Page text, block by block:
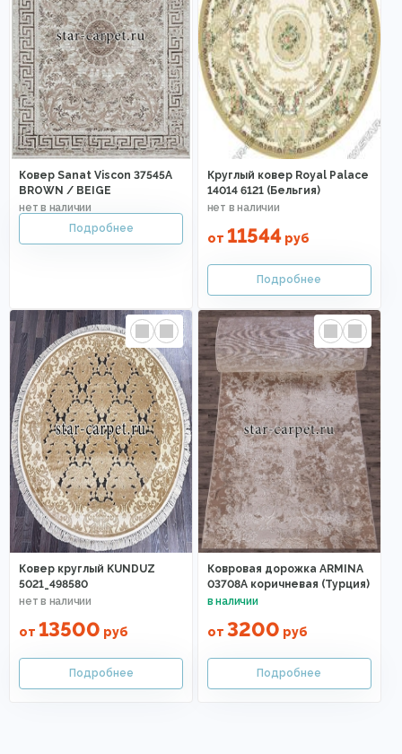
Ковер Sanat Viscon 37545A
BROWN / BEIGE
Круглый ковер Royal Palace
14014 6121 (Бельгия)
от 11544руб
Ковер круглый KUNDUZ
5021_498580
от 13500 руб
Ковровая дорожка ARMINA
03708A коричневая (Турция)
от 3200 руб